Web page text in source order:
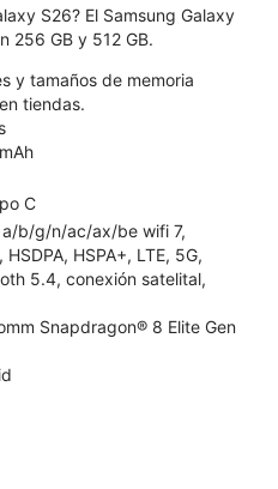
S26? El Samsung Galaxy
256 GB y 512 GB.
y tamaños de memoria
tiendas.
C
b/g/n/ac/ax/be wifi 7,
HSDPA, HSPA+, LTE, 5G,
5.4, conexión satelital,
Snapdragon® 8 Elite Gen